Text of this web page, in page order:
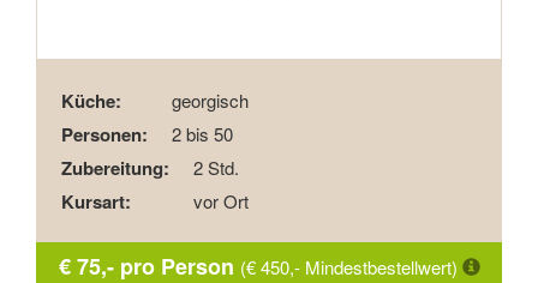
Küche: georgisch
Personen: 2 bis 50
Zubereitung: 2 Std.
Kursart: vor Ort
€ 75,- pro Person (€ 450,- Mindestbestellwert)